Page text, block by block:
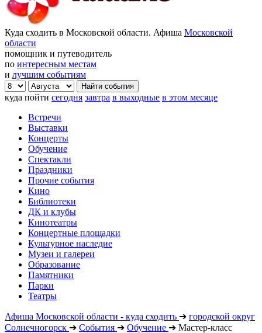
Куда сходить в Московской области. Афиша Московской
области
помощник и путеводитель
по интересным местам
и лучшим событиям
куда пойти сегодня завтра в выходные в этом месяце
Встречи
Выставки
Концерты
Обучение
Спектакли
Праздники
Прочие события
Кино
Библиотеки
ДК и клубы
Кинотеатры
Концертные площадки
Культурное наследие
Музеи и галереи
Образование
Памятники
Парки
Театры
Афиша Московской области - куда сходить ➔ городской округ
Солнечногорск ➔ События ➔ Обучение ➔ Мастер-класс